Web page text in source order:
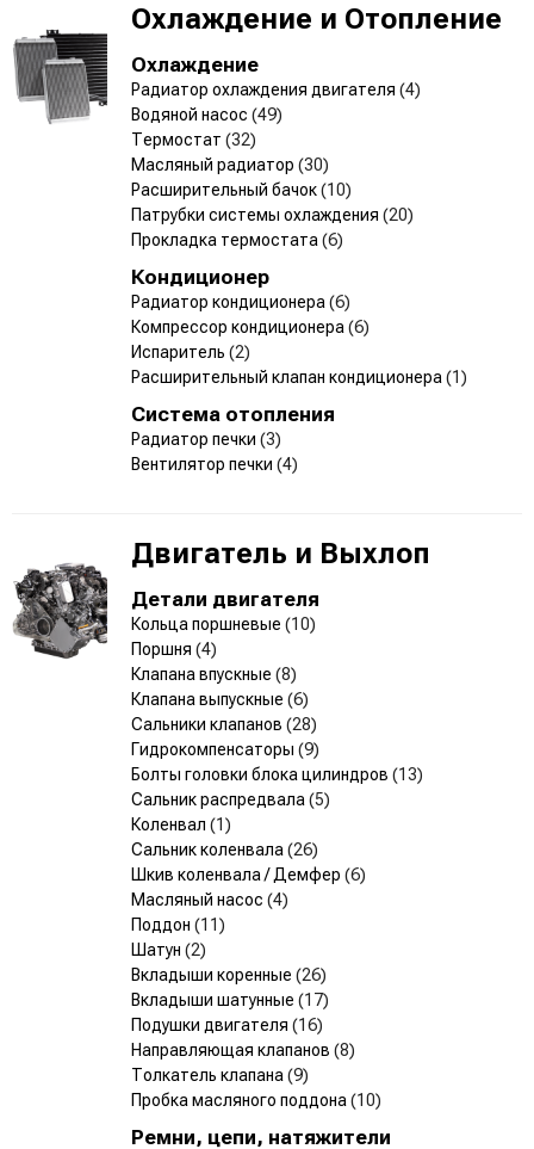
Охлаждение и Отопление
Охлаждение
Радиатор охлаждения двигателя (4)
Водяной насос (49)
Термостат (32)
Масляный радиатор (30)
Расширительный бачок(10)
Патрубки системы охлаждения (20)
Прокладка термостата (6)
Кондиционер
Радиатор кондиционера (6)
Компрессор кондиционера (6)
Испаритель (2)
Расширительный клапан кондиционера (1)
Система отопления
Радиатор печки (3)
Вентилятор печки (4)
Двигатель и Выхлоп
Детали двигателя
Кольца поршневые (10)
Поршня (4)
Клапана впускные (8)
Клапана выпускные (6)
Сальники клапанов (28)
Гидрокомпенсаторы (9)
Болты головки блока цилиндров (13)
Сальник распредвала (5)
Коленвал (1)
Сальник коленвала (26)
Шкив коленвала / Демфер (6)
Масляный насос (4)
Поддон (11)
Шатун (2)
Вкладыши коренные (26)
Вкладыши шатунные (17)
Подушки двигателя (16)
Направляющая клапанов (8)
Толкатель клапана (9)
Пробка масляного поддона (10)
Ремни, цепи, натяжители